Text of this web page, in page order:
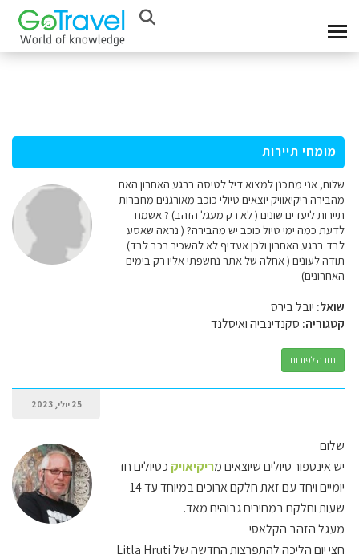
מומחי תיירות
שלום, אני מתכנן למצוא דיל לטיסה ברגע האחרון האם
מהבירה ריקיאוויק יוצאים טיולי כוכב מאורגנים מחברות
תיירות ליעדים שונים ( לא רק מעגל הזהב) ? אשמח
לדעת כמה ימי טיול כוכב יש מהבירה? ( נראה שאסע
לבד ברגע האחרון ולכן אעדיף לא להשכיר רכב לבד)
תודה לעונים ( אחלה של אתר נחשפתי אליו רק בימים
האחרונים)
שואל: יובל בירס
קטגוריה: סקנדינביה ואיסלנד
חזרה לפורום
25 יולי, 2023
שלום
יש אינספור טיולים שיוצאים מריקיאויק כטיולים חד
יומיים ויחד עם זאת חלקם
ארוכים במיוחד עד 14
שעות וחלקם במחירים גבוהים מאד.
מעגל הזהב הקלאסי
חצי יום הליכה להתפרצות החדשה של Litla Hruti